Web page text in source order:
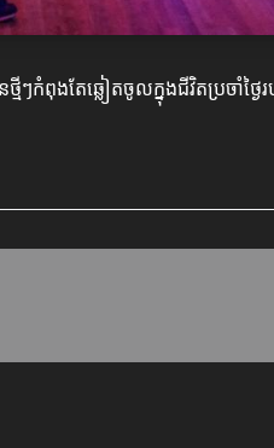
ពុងតែឆ្លៀតចូលក្នុងជីវិតប្រចាំថ្ងៃ